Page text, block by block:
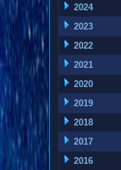
2024
2023
2022
2021
2020
2019
2018
2017
2016